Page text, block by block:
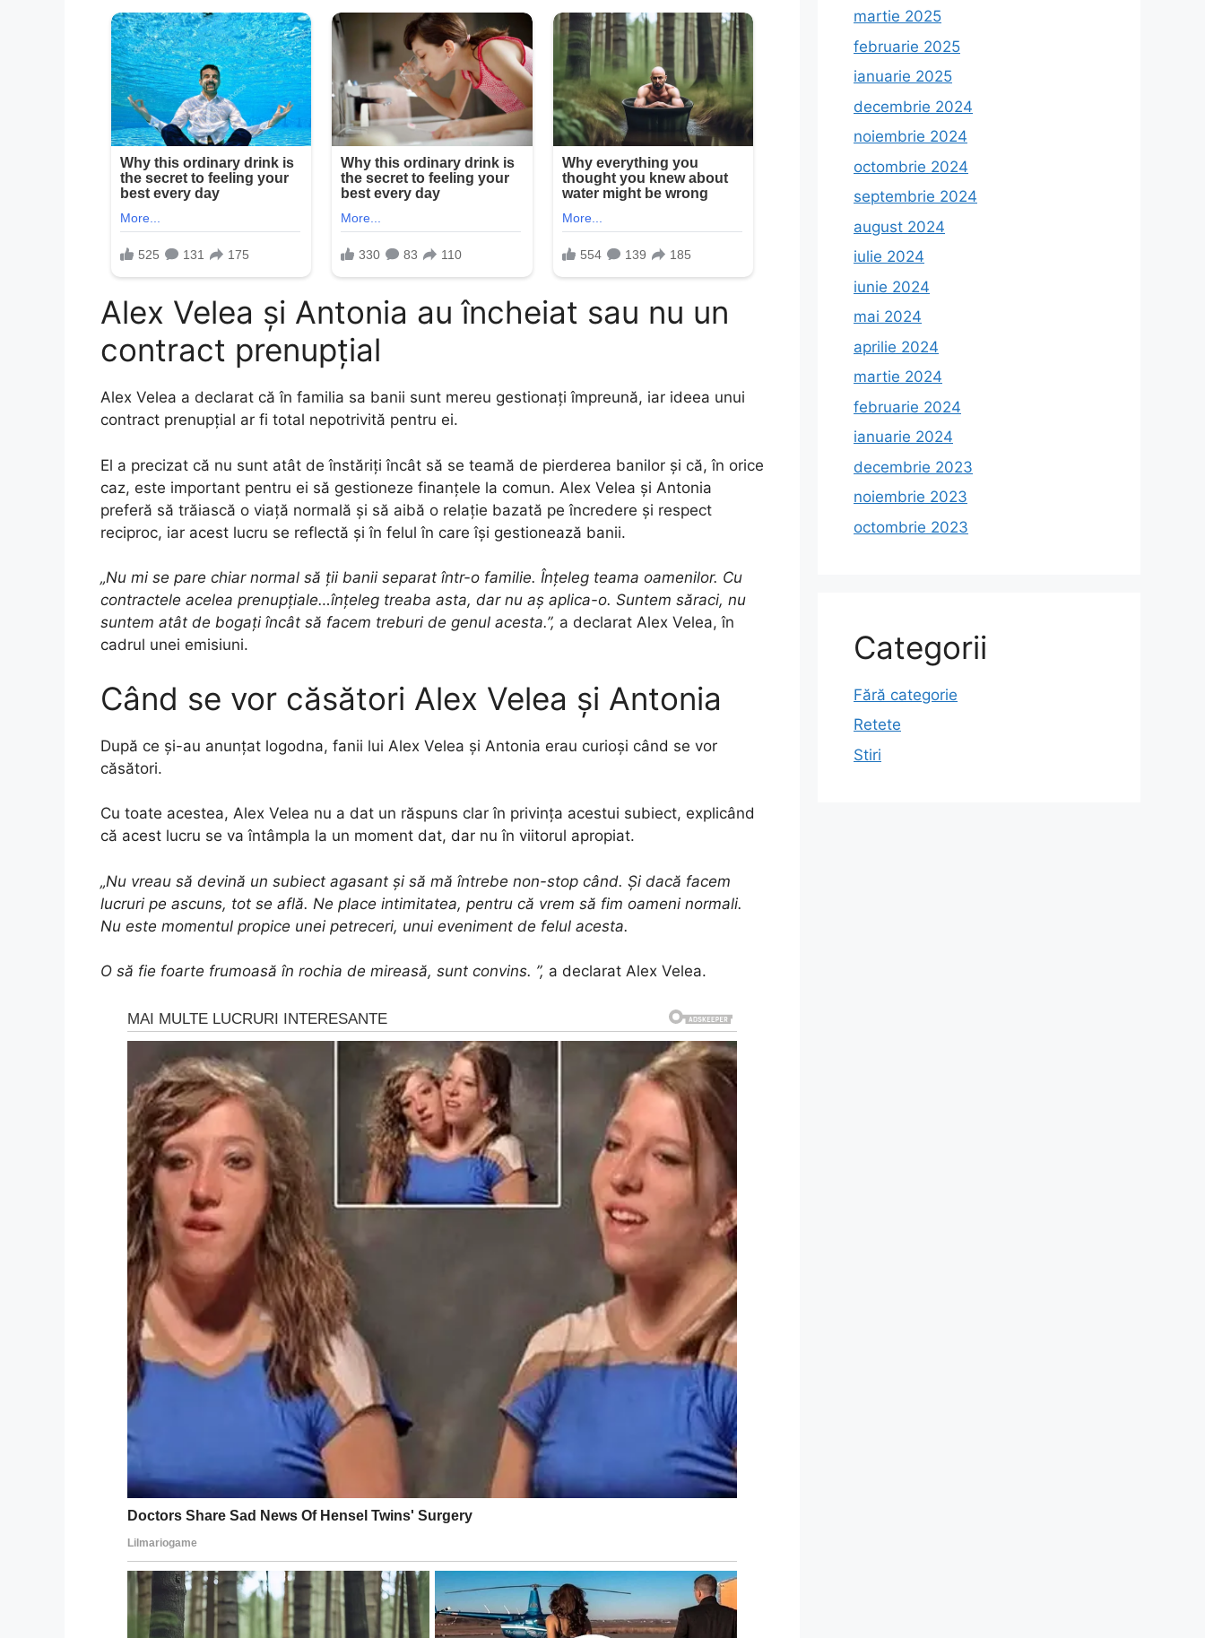
Alex Velea și Antonia au încheiat sau nu un
contract prenupțial
Alex Velea a declarat că în familia sa banii sunt mereu gestionați împreună, iar ideea unui
contract prenupțial ar fi total nepotrivită pentru ei.
El a precizat că nu sunt atât de înstăriți încât să se teamă de pierderea banilor și că, în orice
caz, este important pentru ei să gestioneze finanțele la comun. Alex Velea și Antonia
preferă să trăiască o viață normală și să aibă o relație bazată pe încredere și respect
reciproc, iar acest lucru se reflectă și în felul în care își gestionează banii.
„Nu mi se pare chiar normal să ții banii separat într-o familie. Înțeleg teama oamenilor. Cu
contractele acelea prenupțiale…înțeleg treaba asta, dar nu aș aplica-o. Suntem săraci, nu
suntem atât de bogați încât să facem treburi de genul acesta.”, a declarat Alex Velea, în
cadrul unei emisiuni.
Când se vor căsători Alex Velea și Antonia
După ce și-au anunțat logodna, fanii lui Alex Velea și Antonia erau curioși când se vor
căsători.
Cu toate acestea, Alex Velea nu a dat un răspuns clar în privința acestui subiect, explicând
că acest lucru se va întâmpla la un moment dat, dar nu în viitorul apropiat.
„Nu vreau să devină un subiect agasant și să mă întrebe non-stop când. Și dacă facem
lucruri pe ascuns, tot se află. Ne place intimitatea, pentru că vrem să fim oameni normali.
Nu este momentul propice unei petreceri, unui eveniment de felul acesta.
O să fie foarte frumoasă în rochia de mireasă, sunt convins. ”, a declarat Alex Velea.
martie 2025
februarie 2025
ianuarie 2025
decembrie 2024
noiembrie 2024
octombrie 2024
septembrie 2024
august 2024
iulie 2024
iunie 2024
mai 2024
aprilie 2024
martie 2024
februarie 2024
ianuarie 2024
decembrie 2023
noiembrie 2023
octombrie 2023
Categorii
Fără categorie
Retete
Stiri